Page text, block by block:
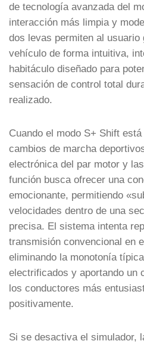
de tecnología avanzada del
interacción más limpia y
dos levas permiten al usuario
vehículo de forma intuitiva,
habitáculo diseñado para
sensación de control total
realizado.
Cuando el modo S+ Shift
cambios de marcha
electrónica del par motor y
función busca ofrecer una
emocionante, permitiendo
velocidades dentro de una
precisa. El sistema intenta
transmisión convencional en
eliminando la monotonía
electrificados y aportando un
los conductores más
positivamente.
Si se desactiva el simulador,